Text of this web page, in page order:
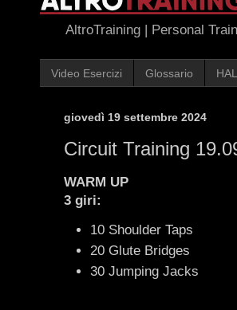
AltroTraining | Personal
Video Esercizi Glossario
giovedì 19 settembre 2024
Circuit Training
WARM UP
3 giri:
10 Shoulder Taps
20 Glute Bridges
30 Jumping Jacks